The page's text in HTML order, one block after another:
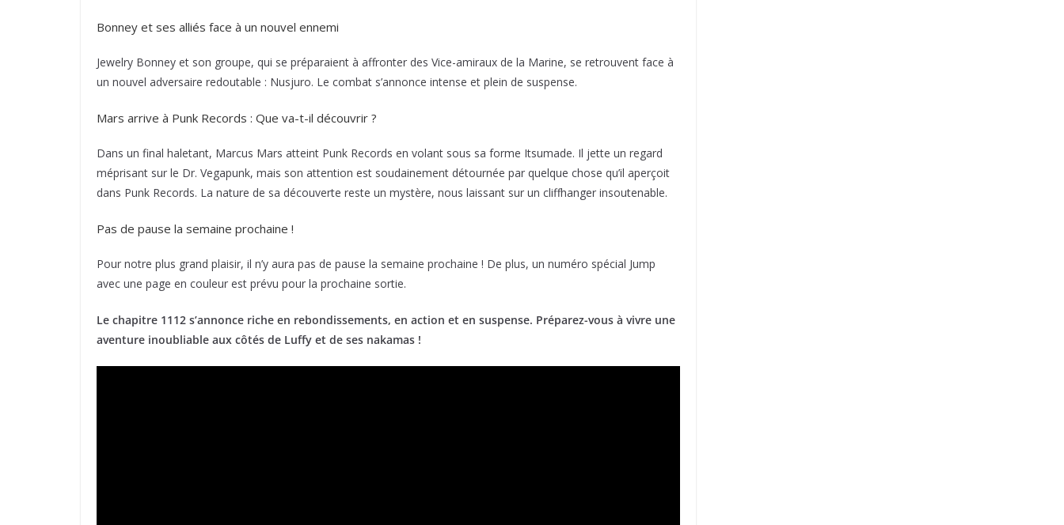
Bonney et ses alliés face à un nouvel ennemi
Jewelry Bonney et son groupe, qui se préparaient à affronter des Vice-amiraux de la Marine, se retrouvent face à
un nouvel adversaire redoutable : Nusjuro. Le combat s’annonce intense et plein de suspense.
Mars arrive à Punk Records : Que va-t-il découvrir ?
Dans un final haletant, Marcus Mars atteint Punk Records en volant sous sa forme Itsumade. Il jette un regard
méprisant sur le Dr. Vegapunk, mais son attention est soudainement détournée par quelque chose qu’il aperçoit
dans Punk Records. La nature de sa découverte reste un mystère, nous laissant sur un cliffhanger insoutenable.
Pas de pause la semaine prochaine !
Pour notre plus grand plaisir, il n’y aura pas de pause la semaine prochaine ! De plus, un numéro spécial Jump
avec une page en couleur est prévu pour la prochaine sortie.
Le chapitre 1112 s’annonce riche en rebondissements, en action et en suspense. Préparez-vous à vivre une
aventure inoubliable aux côtés de Luffy et de ses nakamas !